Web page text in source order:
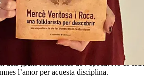
estudioses que anaven per diferents
dels grans folkloristes de l’època. No és
l’amor per aquesta disciplina.